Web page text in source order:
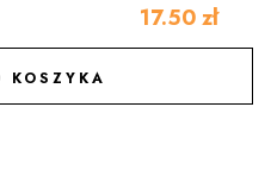
17.50 zł
KOSZYKA